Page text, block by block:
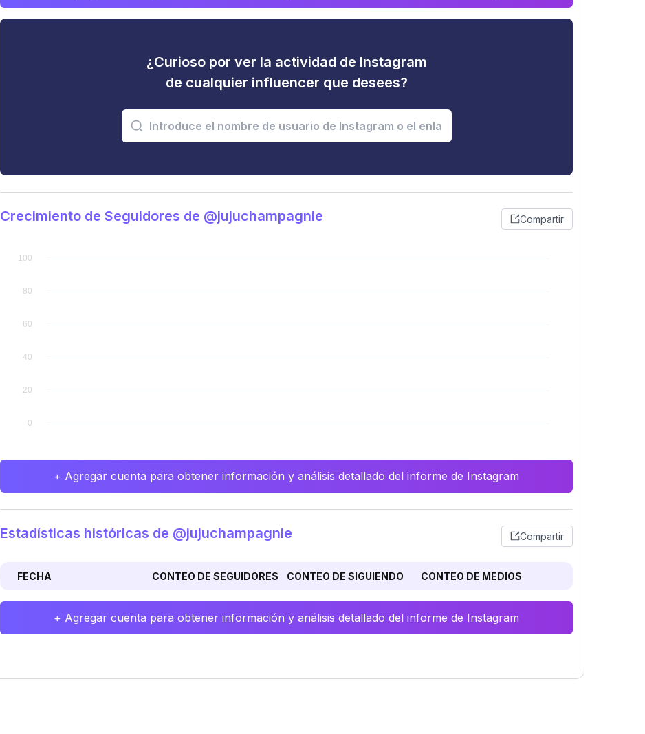
¿Curioso por ver la actividad de Instagram
de cualquier influencer que desees?
Crecimiento de Seguidores de @jujuchampagnie Compartir
+ Agregar cuenta para obtener información y análisis detallado del informe de Instagram
Estadísticas históricas de @jujuchampagnie Compartir
FECHA CONTEO DE SEGUIDORES CONTEO DE SIGUIENDO CONTEO DE MEDIOS
+ Agregar cuenta para obtener información y análisis detallado del informe de Instagram